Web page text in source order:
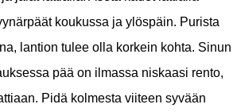
koukussa ja ylöspäin. Purista
lantion tulee olla korkein kohta. Sinun
pää on ilmassa niskaasi rento,
Pidä kolmesta viiteen syvään